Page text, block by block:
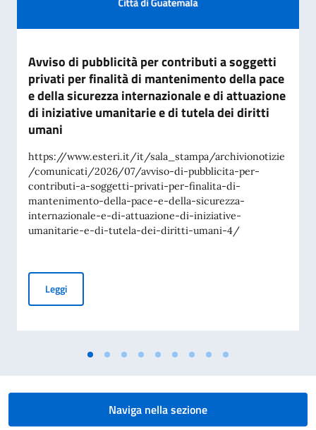
Avviso di pubblicità per contributi a soggetti
privati per finalità di mantenimento della pace
e della sicurezza internazionale e di attuazione
di iniziative umanitarie e di tutela dei diritti
umani
https://www.esteri.it/it/sala_stampa/archivionotizie
/comunicati/2026/07/avviso-di-pubblicita-per-
contributi-a-soggetti-privati-per-finalita-di-
mantenimento-della-pace-e-della-sicurezza-
internazionale-e-di-attuazione-di-iniziative-
umanitarie-e-di-tutela-dei-diritti-umani-4/
LeggiAvviso di pubblicità per contributi a soggetti privati per
Naviga nella sezione